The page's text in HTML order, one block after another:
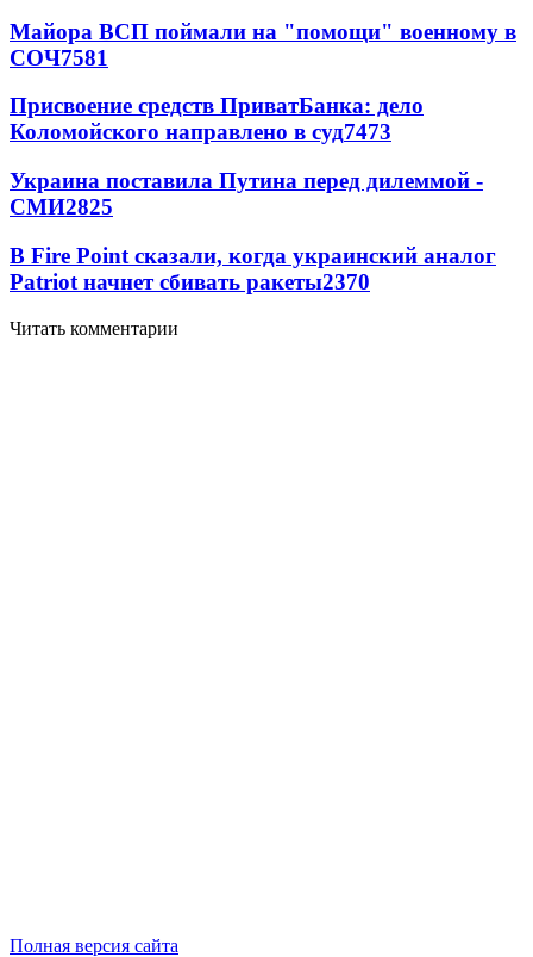
Майора ВСП поймали на "помощи" военному в
СОЧ7581
Присвоение средств ПриватБанка: дело
Коломойского направлено в суд7473
Украина поставила Путина перед дилеммой -
СМИ2825
В Fire Point сказали, когда украинский аналог
Patriot начнет сбивать ракеты2370
Читать комментарии
Полная версия сайта